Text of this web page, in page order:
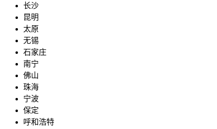
长沙
昆明
太原
无锡
石家庄
南宁
佛山
珠海
宁波
保定
呼和浩特